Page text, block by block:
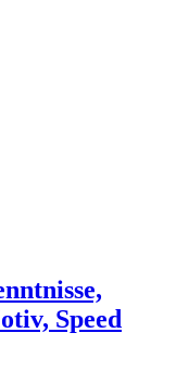
Speed